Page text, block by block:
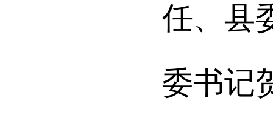
任、县
委书记